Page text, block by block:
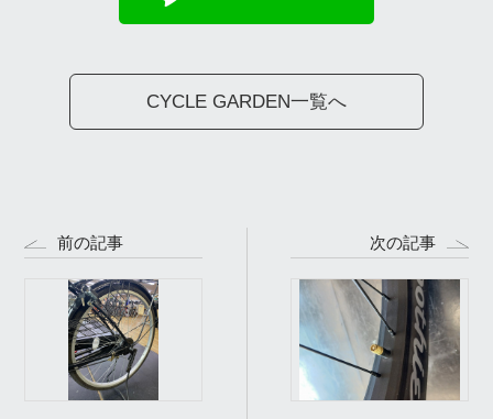
CYCLE GARDEN一覧へ
前の記事 次の記事